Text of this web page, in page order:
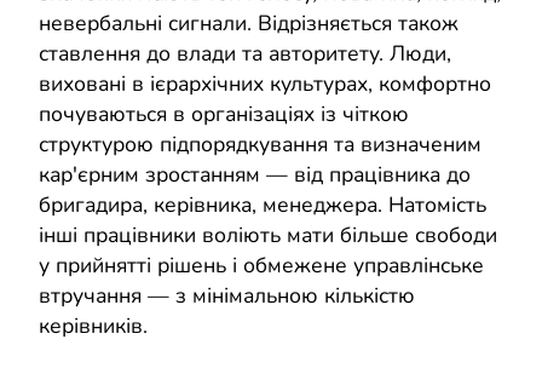
невербальні сигнали. Відрізняється також
ставлення до влади та авторитету. Люди,
виховані в ієрархічних культурах, комфортно
почуваються в організаціях із чіткою
структурою підпорядкування та визначеним
кар'єрним зростанням — від працівника до
бригадира, керівника, менеджера. Натомість
інші працівники воліють мати більше свободи
у прийнятті рішень і обмежене управлінське
втручання — з мінімальною кількістю
керівників.